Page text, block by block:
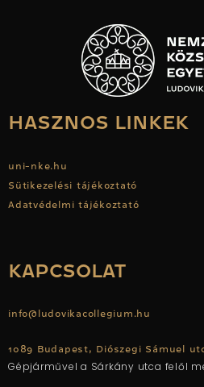
HASZNOS LINKEK
uni-nke.hu
Sütikezelési tájékoztató
Adatvédelmi tájékoztató
KAPCSOLAT
info@ludovikacollegium.hu
1089 Budapest, Diószegi Sámuel
Gépjárművel a Sárkány utca felől